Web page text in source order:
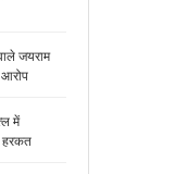
जयराम
में
हरकत